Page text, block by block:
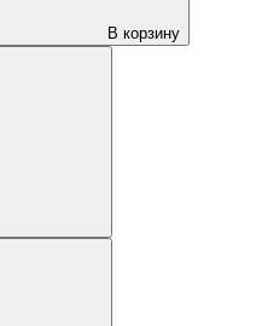
В корзину